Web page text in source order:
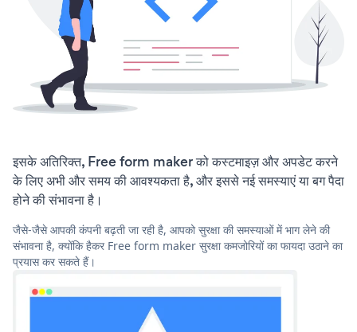
इसके अतिरिक्त, Free form maker को कस्टमाइज़ और अपडेट करने
के लिए अभी और समय की आवश्यकता है, और इससे नई समस्याएं या बग पैदा
होने की संभावना है।
जैसे-जैसे आपकी कंपनी बढ़ती जा रही है, आपको सुरक्षा की समस्याओं में भाग लेने की
संभावना है, क्योंकि हैकर Free form maker सुरक्षा कमजोरियों का फायदा उठाने का
प्रयास कर सकते हैं।